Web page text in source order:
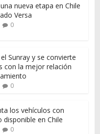
nueva etapa en Chile
Versa
0
el Sunray y se convierte
con la mejor relación
0
los vehículos con
disponible en Chile
0